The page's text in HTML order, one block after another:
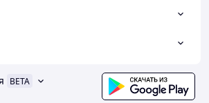
BETA